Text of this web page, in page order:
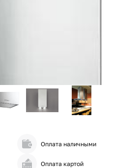
Оплата наличными
Оплата картой